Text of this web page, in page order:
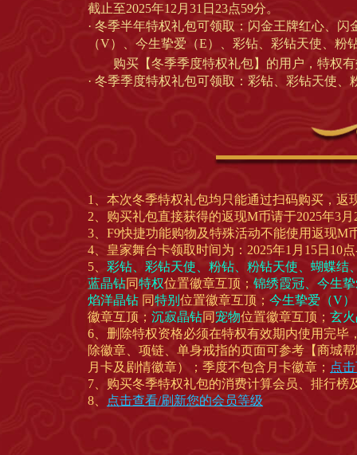
截止至2025年12月31日23点59分。
· 冬季半年特权礼包可领取：闪金王牌红心、
（V）、今生挚爱（E）、彩钻、彩钻天使、粉
购买【冬季季度特权礼包】的用户，特权有
· 冬季季度特权礼包可领取：彩钻、彩钻天使
1、本次冬季特权礼包均只能通过扫码购买，
2、购买礼包直接获得的返现M币请于2025年3
3、F9快捷功能购物及特殊活动不能使用返现M
4、皇家舞台卡领取时间为：2025年1月15日10
5、 彩钻、彩钻天使、粉钻、粉钻天使、蝴蝶结
蓝晶钻同特权位置徽章互顶； 锦绣霞冠、今生
焰洋晶钻 同特别 位置徽章互顶； 今生挚爱（V
徽章互顶； 沉寂晶钻同 宠物位置徽章互顶； 玄
6、删除特权资格必须在特权有效期内使用完
除徽章、项链、单身戒指的页面可参考【商城
月卡及剧情徽章）；季度不包含月卡徽章； 点
7、购买冬季特权礼包的消费计算会员、排行榜
8、
点击查看/刷新您的会员等级